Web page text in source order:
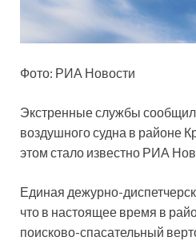
Фото: РИА Новости
Экстренные службы
воздушного судна в районе
этом стало известно РИА
Единая дежурно-
что в настоящее время в
поисково-спасательный